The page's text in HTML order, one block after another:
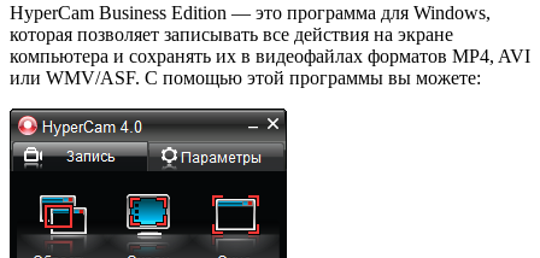
HyperCam Business Edition — это программа для Windows,
которая позволяет записывать все действия на экране
компьютера и сохранять их в видеофайлах форматов MP4, AVI
или WMV/ASF. С помощью этой программы вы можете: